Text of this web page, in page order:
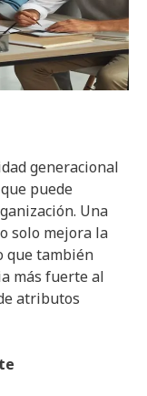
generacional
puede
Una
solo mejora la
que también
más fuerte al
atributos